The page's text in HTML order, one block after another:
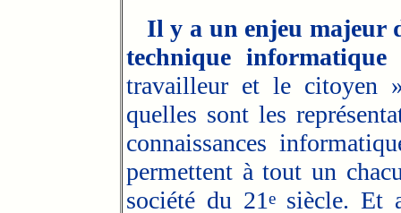
Il y a un enjeu majeur
technique
travailleur et le citoyen
quelles sont les
connaissances
permettent à tout un
société du 21 esiècle. Et